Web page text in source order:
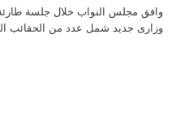
وافق مجلس النواب خلال جلسة
وزارى جديد شمل عدد من الحقائب